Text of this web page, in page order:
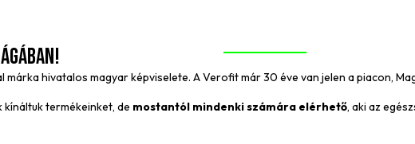
márka hivatalos magyar képviselete. A Verofit már 30 éve van jelen a piacon,
termékeinket, de mostantól mindenki számára elérhető, aki az